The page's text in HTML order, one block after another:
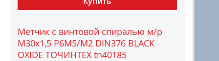
Метчик с винтовой спиралью м/р
М30х1,5 Р6М5/М2 DIN376 BLACK
OXIDE ТОЧИНТЕХ tn40185